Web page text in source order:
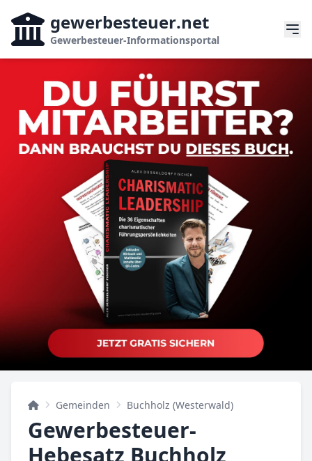
gewerbesteuer.net
Gewerbesteuer-Informationsportal
Gemeinden Buchholz (Westerwald)
Gewerbesteuer-
Hebesatz Buchholz